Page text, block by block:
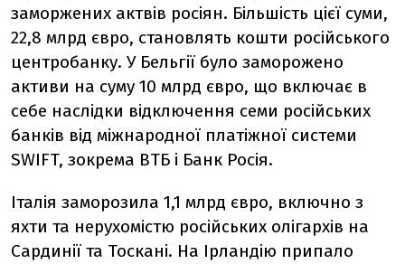
заморжених актвів росіян. Більшість цієї суми,
22,8 млрд євро, становлять кошти російського
центробанку. У Бельгії було заморожено
активи на суму 10 млрд євро, що включає в
себе наслідки відключення семи російських
банків від міжнародної платіжної системи
SWIFT, зокрема ВТБ і Банк Росія.
Італія заморозила 1,1 млрд євро, включно з
яхти та нерухомістю російських олігархів на
Сардинії та Тоскані. На Ірландію припало